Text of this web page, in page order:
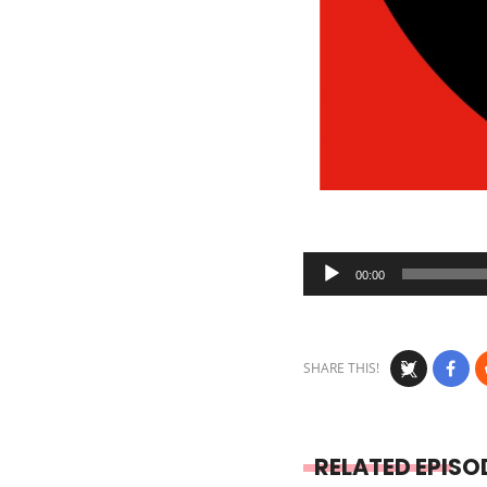
Audio
Player
00:00
SHARE THIS!
RELATED